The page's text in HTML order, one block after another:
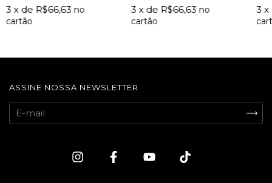
3 x de R$66,63 3 x de R$66,63 3 x
ASSINE NOSSA NEWSLETTER